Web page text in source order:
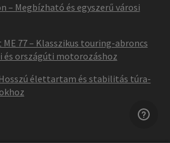
– Megbízható és egyszerű városi
77 – Klasszikus touring-abroncs
és országúti motorozáshoz
élettartam és stabilitás túra-